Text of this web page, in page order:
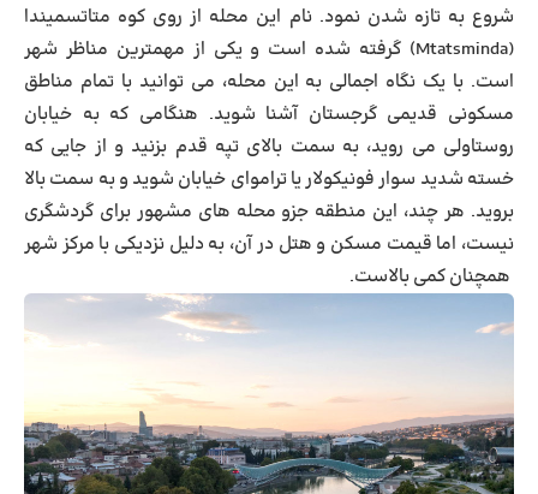
شروع به تازه شدن نمود. نام این محله از روی کوه متاتسمیندا
(Mtatsminda) گرفته شده است و یکی از مهمترین مناظر شهر
است. با یک نگاه اجمالی به این محله، می توانید با تمام مناطق
مسکونی قدیمی گرجستان آشنا شوید. هنگامی که به خیابان
روستاولی می روید، به سمت بالای تپه قدم بزنید و از جایی که
خسته شدید سوار فونیکولار یا تراموای خیابان شوید و به سمت بالا
بروید. هر چند، این منطقه جزو محله های مشهور برای گردشگری
نیست، اما قیمت مسکن و هتل در آن، به دلیل نزدیکی با مرکز شهر
همچنان کمی بالاست.